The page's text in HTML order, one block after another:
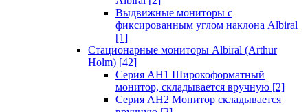
Выдвижные мониторы с
фиксированным углом наклона Albiral
[1]
Стационарные мониторы Albiral (Arthur
Holm) [42]
Серия AH1 Широкоформатный
монитор, складывается вручную [2]
Серия AH2 Монитор складывается